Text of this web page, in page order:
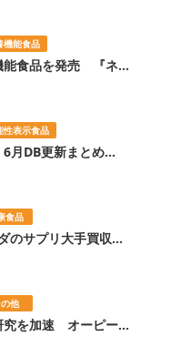
機能食品
能食品を発売 『ネ...
性表示食品
月DB更新まとめ...
食品
のサプリ大手買収...
他
究を加速 オーピー...